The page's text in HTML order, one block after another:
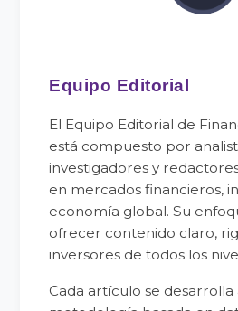
Equipo Editorial
El Equipo Editorial de
está compuesto por
investigadores y
en mercados financieros,
economía global. Su
ofrecer contenido claro,
inversores de todos los
Cada artículo se